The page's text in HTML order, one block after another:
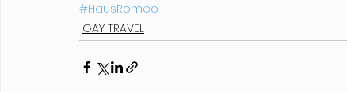
#HausRomeo
GAY TRAVEL